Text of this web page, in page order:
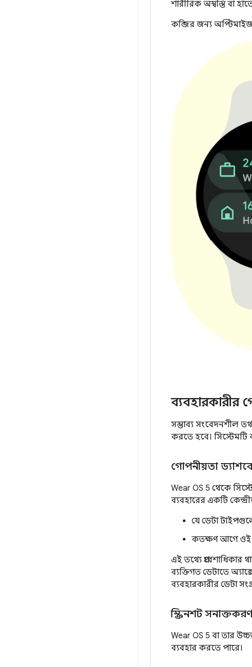
শারীরিক অস্বস্তি বা
কব্জির জন্য
ব্যবহারকারীর
সম্ভাব্য সংবেদনশীল
করতে হবে। সিস্টেমটি
গোপনীয়তা
Wear OS 5 থেকে
ব্যবহারের একটি
যে ডেটা
কতক্ষণ আগে ওই
এই তথ্যে
ব্যক্তিগত ডেটাতে
ব্যবহারকারীর ডেটা
স্ক্রিনশট সনাক্তকরণ
Wear OS 5 বা তার
ব্যবহার করতে পারে।